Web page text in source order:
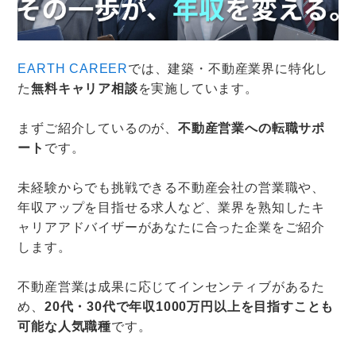
EARTH CAREERでは、建築・不動産業界に特化し
た無料キャリア相談を実施しています。
まずご紹介しているのが、不動産営業への転職サポ
ート です。
未経験からでも挑戦できる不動産会社の営業職や、
年収アップを目指せる求人など、業界を熟知したキ
ャリアアドバイザーがあなたに合った企業をご紹介
します。
不動産営業は成果に応じてインセンティブがあるた
め、20代・30代で年収1000万円以上を目指すことも
可能な人気職種です。